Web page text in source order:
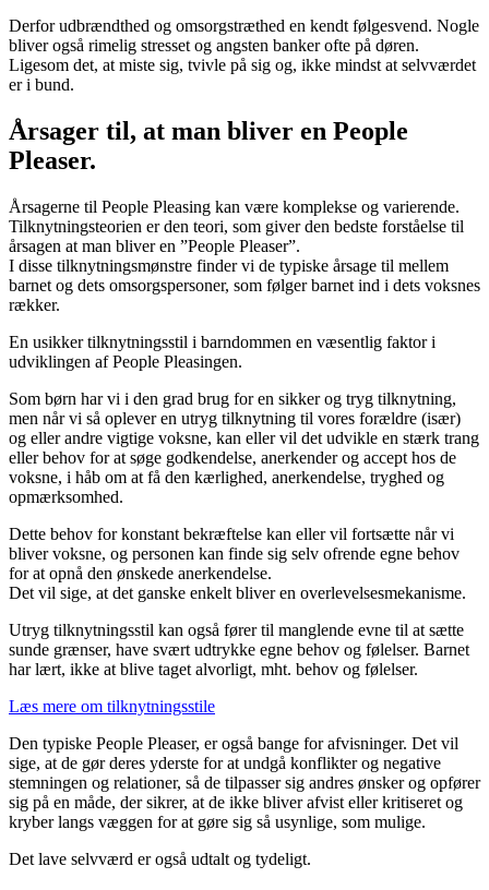
Derfor udbrændthed og omsorgstræthed en kendt følgesvend. Nogle
bliver også rimelig stresset og angsten banker ofte på døren.
Ligesom det, at miste sig, tvivle på sig og, ikke mindst at selvværdet
er i bund.
Årsager til, at man bliver en People
Pleaser.
Årsagerne til People Pleasing kan være komplekse og varierende.
Tilknytningsteorien er den teori, som giver den bedste forståelse til
årsagen at man bliver en ”People Pleaser”.
I disse tilknytningsmønstre finder vi de typiske årsage til mellem
barnet og dets omsorgspersoner, som følger barnet ind i dets voksnes
rækker.
En usikker tilknytningsstil i barndommen en væsentlig faktor i
udviklingen af People Pleasingen.
Som børn har vi i den grad brug for en sikker og tryg tilknytning,
men når vi så oplever en utryg tilknytning til vores forældre (især)
og eller andre vigtige voksne, kan eller vil det udvikle en stærk trang
eller behov for at søge godkendelse, anerkender og accept hos de
voksne, i håb om at få den kærlighed, anerkendelse, tryghed og
opmærksomhed.
Dette behov for konstant bekræftelse kan eller vil fortsætte når vi
bliver voksne, og personen kan finde sig selv ofrende egne behov
for at opnå den ønskede anerkendelse.
Det vil sige, at det ganske enkelt bliver en overlevelsesmekanisme.
Utryg tilknytningsstil kan også fører til manglende evne til at sætte
sunde grænser, have svært udtrykke egne behov og følelser. Barnet
har lært, ikke at blive taget alvorligt, mht. behov og følelser.
Læs mere om tilknytningsstile
Den typiske People Pleaser, er også bange for afvisninger. Det vil
sige, at de gør deres yderste for at undgå konflikter og negative
stemningen og relationer, så de tilpasser sig andres ønsker og opfører
sig på en måde, der sikrer, at de ikke bliver afvist eller kritiseret og
kryber langs væggen for at gøre sig så usynlige, som mulige.
Det lave selvværd er også udtalt og tydeligt.